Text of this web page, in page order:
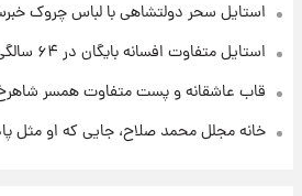
استایل سحر دولتشاهی با لباس چروک
استایل متفاوت افسانه بایگان در ۶۴ سالگی + عکس
قاب عاشقانه و پست متفاوت همسر
خانه مجلل محمد صلاح، جایی که او مثل